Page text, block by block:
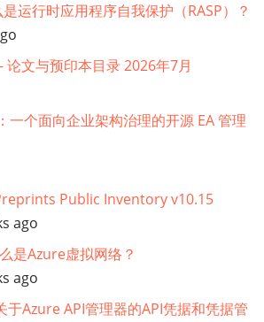
是运行时应用程序自我保护（RASP）？
文与预印本目录 2026年7月
一个面向企业架构治理的开源 EA 管理
Public Inventory v10.15
ago
是Azure虚拟网络？
ago
于Azure API管理器的API凭据和凭据管